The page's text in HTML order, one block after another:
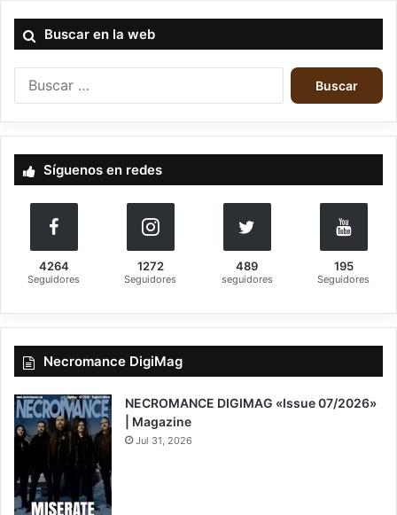
Buscar en la web
:
Síguenos en redes
4264
Seguidores
1272
Seguidores
489
seguidores
195
Seguidores
Necromance DigiMag
NECROMANCE DIGIMAG «Issue 07/2026»
| Magazine
Jul 31, 2026